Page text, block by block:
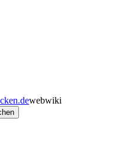
webwiki